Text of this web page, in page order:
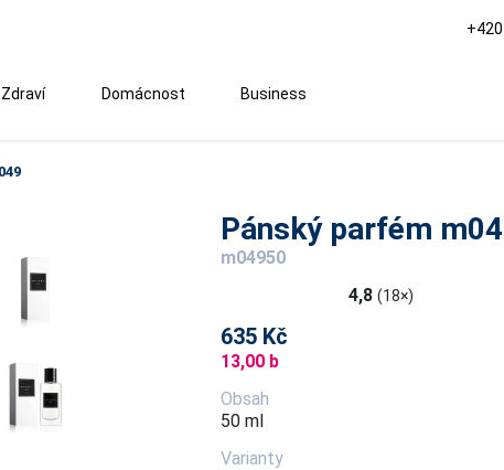
Zdraví Domácnost Business
Pánský parfém
m04950
4,8 (18×)
635 Kč
13,00 b
Obsah
50 ml
Varianty